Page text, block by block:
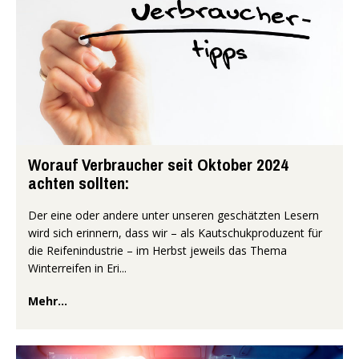
Worauf Verbraucher seit Oktober 2024
achten sollten:
Der eine oder andere unter unseren geschätzten Lesern
wird sich erinnern, dass wir – als Kautschukproduzent für
die Reifenindustrie – im Herbst jeweils das Thema
Winterreifen in Eri...
Mehr...